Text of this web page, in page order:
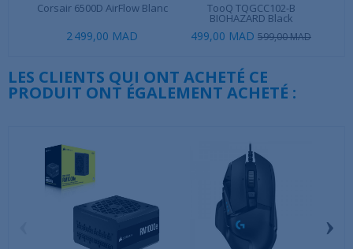
Corsair 6500D AirFlow Blanc
2 499,00 MAD
TooQ TQGCC102-B
BIOHAZARD Black
499,00 MAD 599,00 MAD
LES CLIENTS QUI ONT ACHETÉ CE
PRODUIT ONT ÉGALEMENT ACHETÉ :
›